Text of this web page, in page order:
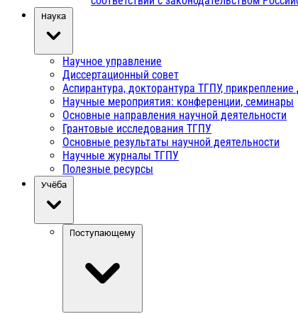
Наука
Научное управление
Диссертационный совет
Аспирантура, докторантура ТГПУ,
Научные мероприятия: конференции, семинары
Основные направления научной деятельности
Грантовые исследования ТГПУ
Основные результаты научной деятельности
Научные журналы ТГПУ
Полезные ресурсы
Учёба
Поступающему